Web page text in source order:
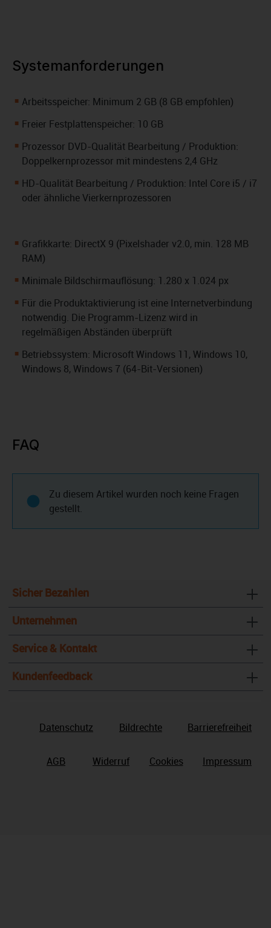
Systemanforderungen
Arbeitsspeicher: Minimum 2 GB (8 GB empfohlen)
Freier Festplattenspeicher: 10 GB
Prozessor DVD-Qualität Bearbeitung / Produktion:
Doppelkernprozessor mit mindestens 2,4 GHz
HD-Qualität Bearbeitung / Produktion: Intel Core i5 / i7
oder ähnliche Vierkernprozessoren
Grafikkarte: DirectX 9 (Pixelshader v2.0, min. 128 MB
RAM)
Minimale Bildschirmauflösung: 1.280 x 1.024 px
Für die Produktaktivierung ist eine Internetverbindung
notwendig. Die Programm-Lizenz wird in
regelmäßigen Abständen überprüft
Betriebssystem: Microsoft Windows 11, Windows 10,
Windows 8, Windows 7 (64-Bit-Versionen)
FAQ
Zu diesem Artikel wurden noch keine Fragen
gestellt.
Sicher Bezahlen
Unternehmen
Service & Kontakt
Kundenfeedback
Datenschutz Bildrechte Barrierefreiheit
AGB Widerruf Cookies Impressum